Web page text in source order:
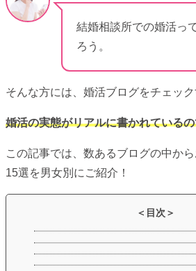
結婚相談所での婚活っ
ろう。
そんな方には、婚活ブログをチェック
婚活の実態がリアルに書かれている
この記事では、数あるブログの中か
15選を男女別にご紹介！